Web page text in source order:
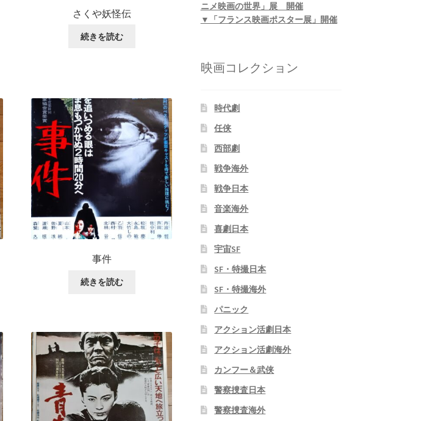
さくや妖怪伝
続きを読む
事件
続きを読む
ニメ映画の世界」展 開催
▼「フランス映画ポスター展」開催
映画コレクション
時代劇
任侠
西部劇
戦争海外
戦争日本
音楽海外
喜劇日本
宇宙SF
SF・特撮日本
SF・特撮海外
パニック
アクション活劇日本
アクション活劇海外
カンフー＆武侠
警察捜査日本
警察捜査海外